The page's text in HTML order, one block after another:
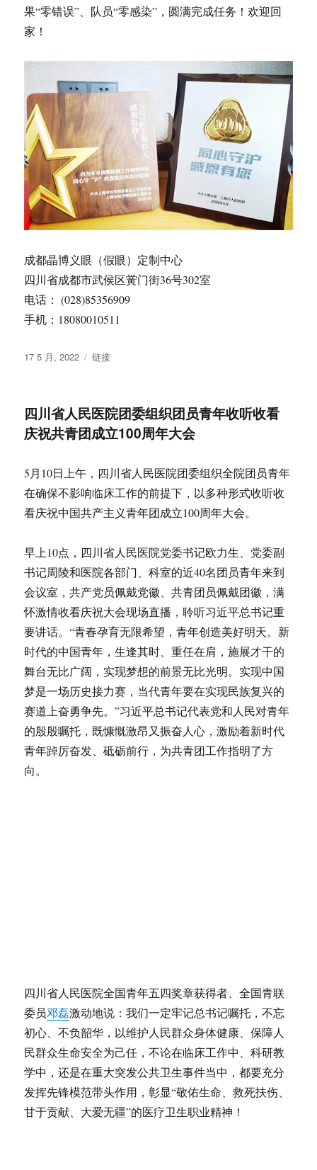
果“零错误”、队员“零感染”，圆满完成任务！欢迎回
家！
成都晶博义眼（假眼）定制中心
四川省成都市武侯区黉门街36号302室
电话： (028)85356909
手机：18080010511
发
17 5 月, 2022
格
链接
四川省人民医院团委组织团员青年收听收看
庆祝共青团成立100周年大会
5月10日上午，四川省人民医院团委组织全院团员青年
在确保不影响临床工作的前提下，以多种形式收听收
看庆祝中国共产主义青年团成立100周年大会。
早上10点，四川省人民医院党委书记欧力生、党委副
书记周陵和医院各部门、科室的近40名团员青年来到
会议室，共产党员佩戴党徽、共青团员佩戴团徽，满
怀激情收看庆祝大会现场直播，聆听习近平总书记重
要讲话。“青春孕育无限希望，青年创造美好明天。新
时代的中国青年，生逢其时、重任在肩，施展才干的
舞台无比广阔，实现梦想的前景无比光明。实现中国
梦是一场历史接力赛，当代青年要在实现民族复兴的
赛道上奋勇争先。”习近平总书记代表党和人民对青年
的殷殷嘱托，既慷慨激昂又振奋人心，激励着新时代
青年踔厉奋发、砥砺前行，为共青团工作指明了方
向。
四川省人民医院全国青年五四奖章获得者、全国青联
委员邓磊激动地说：我们一定牢记总书记嘱托，不忘
初心、不负韶华，以维护人民群众身体健康、保障人
民群众生命安全为己任，不论在临床工作中、科研教
学中，还是在重大突发公共卫生事件当中，都要充分
发挥先锋模范带头作用，彰显“敬佑生命、救死扶伤、
甘于贡献、大爱无疆”的医疗卫生职业精神！